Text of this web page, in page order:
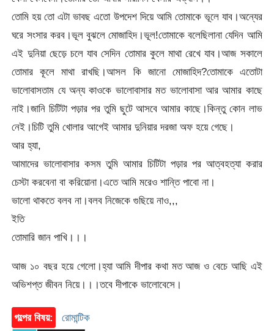
তোমি হয় তো এটা ভাবছ এতো উপদেশ দিয়ে আমি তোমাকে ভূলে যাব।অন্যের
ঘরে সংসার করব।ভূল বুঝলে মোজাহিদ।ভূল!তোমাকে বলেছিলানা যেদিন আমি
এই দুনিয়া ছেড়ে চলে যাব সেদিন তোমার কুলে মাথা রেখে যাব।আজ সকালে
তোমার কূলে মাথা রাখছি।আসল কি জানো মোজাহিদ?তোমাকে এতোটা
ভালোবাসতাম যে অন্য কাওকে ভালোবাসার মত ভালোবাসা আর আমার কাছে
নাই।জানি চিটিটা পড়ার পর তুমি ছুটে আসবে আমার কাছে।কিন্তু কোন লাভ
নেই।চিটি তুমি খোলার আগেই আমার দুনিয়ার দরজা অফ হয়ে গেছে।
আর হ্যা,
আমাদের ভালোবাসার কসম তুমি আমার চিটিটা পড়ার পর আত্বহত্যা করার
চেস্টা করবেনা বা করিয়োনা।এতে আমি মরেও শান্তি পাবো না।
ভালো থাকতে বলব না।বলব নিজেকে গুছিয়ে নাও,,,
ইতি
তোমারি জান পাখি।।।
আজ ১০ বছর হয়ে গেলো।হ্যা আমি দীপার কথা মত আজ ও বেচে আছি এই
অভিশপ্ত জীবন নিয়ে।।।তবে দীপাকে ভালোবেসে।
গল্পের বিষয়: রোমান্টিক